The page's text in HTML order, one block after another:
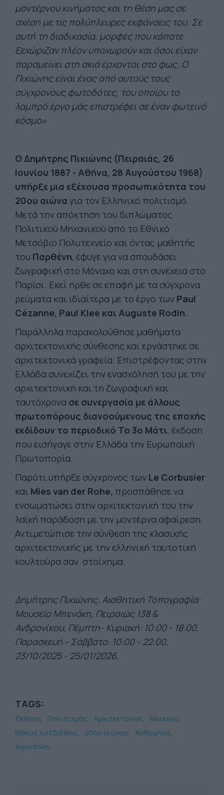
μοντέρνου κινήματος και τη θέση μας σε
σχέση με τις πολύπλευρες εκφάνσεις του. Σε
αυτή τη διαδικασία, μορφές που κάποτε
ξεχώριζαν πλέον υποχωρούν και όσοι είχαν
παραμείνει στη σκιά έρχονται στο φως. Ο
Πικιώνης είναι ένας από αυτούς τους
σύγχρονους φωτοδότες, του οποίου το
λαμπρό έργο μάς επιστρέφει σε έναν φωτεινό
κόσμο»
Ο Δημήτρης Πικιώνης (Πειραιάς, 26
Ιουνίου 1887 - Αθήνα, 28 Αυγούστου 1968)
υπήρξε μια εξέχουσα προσωπικότητα του
20ου αιώνα για τον Ελληνικό πολιτισμό.
Μετά την απόκτηση του διπλώματος
Πολιτικού Μηχανικού από το Εθνικό
Μετσόβιο Πολυτεχνείο και όντας μαθητής
του Παρθένη, έφυγε για να σπουδάσει
ζωγραφική στο Μόναχο και στη συνέχεια στο
Παρίσι. Εκεί ήρθε σε επαφή με τα σύγχρονα
ρεύματα και ιδιαίτερα με το έργο των Paul
Cézanne, Paul Klee και Auguste Rodin.
Παράλληλα παρακολούθησε μαθήματα
αρχιτεκτονικής σύνθεσης και εργάστηκε σε
αρχιτεκτονικά γραφεία. Επιστρέφοντας στην
Ελλάδα συνεχίζει την ενασχόλησή του με την
αρχιτεκτονική και τη ζωγραφική και
ταυτόχρονα σε συνεργασία με άλλους
πρωτοπόρους διανοούμενους της εποχής
εκδίδουν το περιοδικό Το 3ο Μάτι, έκδοση
που εισήγαγε στην Ελλάδα την Ευρωπαϊκή
Πρωτοπορία.
Παρότι υπήρξε σύγχρονος των Le Corbusier
και Mies van der Rohe, προσπάθησε να
ενσωματώσει στην αρχιτεκτονική του την
λαϊκή παράδοση με την μοντέρνα αφαίρεση.
Αντιμετώπισε την σύνθεση της κλασικής
αρχιτεκτονικής με την ελληνική ταυτοτική
κουλτούρα σαν στοίχημα.
Δημήτρης Πικιώνης. Αισθητική Τοπογραφία:
Μουσείο Μπενάκη, Πειραιώς 138 &
Ανδρονίκου, Πέμπτη- Κυριακή: 10:00 - 18:00,
Παρασκευή - Σάββατο: 10:00 - 22:00,
23/10/2025 - 25/01/2026,
TAGS:
Έκθεση Πολιτισμός Αρχιτεκτονική
Μουσείο
Μάνος Χατζιδάκις
20ός αιώνας
Άνθρωποι
Ακρόπολη